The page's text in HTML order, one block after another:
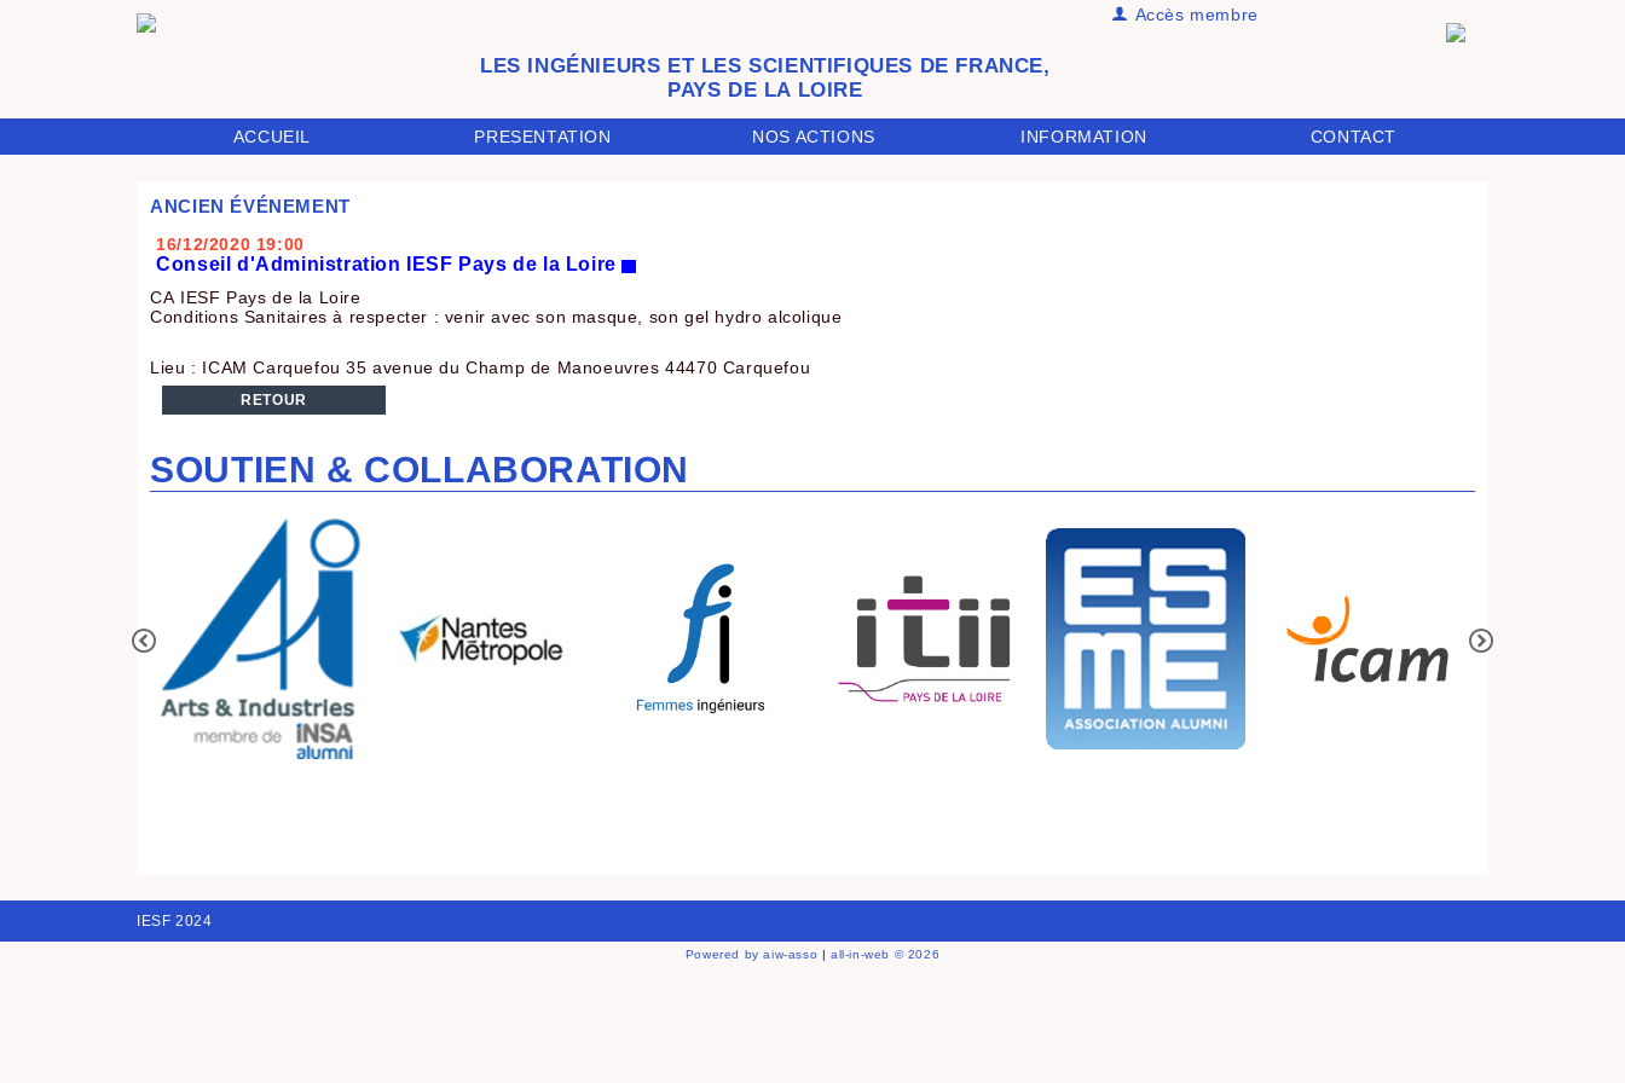
LES INGÉNIEURS ET LES SCIENTIFIQUES DE FRANCE,
PAYS DE LA LOIRE
Accès membre
ACCUEIL PRESENTATION NOS ACTIONS INFORMATION CONTACT
ANCIEN ÉVÉNEMENT
16/12/2020 19:00
Conseil d'Administration IESF Pays de la Loire
CA IESF Pays de la Loire
Conditions Sanitaires à respecter : venir avec son masque, son gel hydro alcolique
Lieu : ICAM Carquefou 35 avenue du Champ de Manoeuvres 44470 Carquefou
RETOUR
SOUTIEN & COLLABORATION
IESF 2024
Powered by aiw-asso | all-in-web © 2026